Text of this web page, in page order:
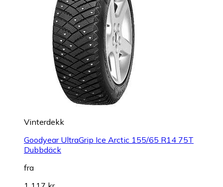
Vinterdekk
Goodyear UltraGrip Ice Arctic 155/65 R14 75T
Dubbdäck
fra